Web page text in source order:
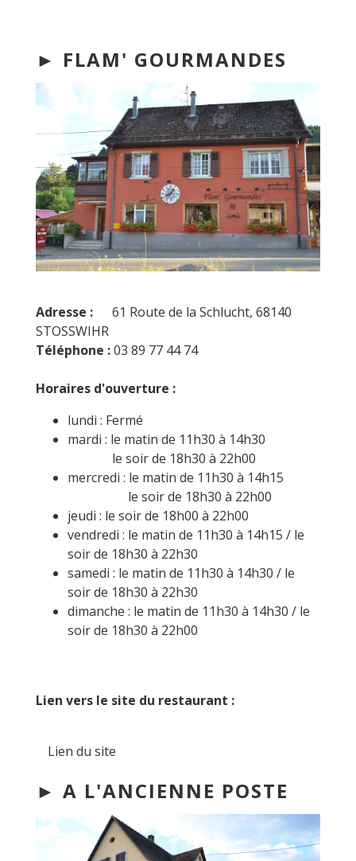
► FLAM' GOURMANDES
Adresse : 61 Route de la Schlucht, 68140
STOSSWIHR
Téléphone :03 89 77 44 74
Horaires d'ouverture :
lundi : Fermé
mardi : le matin de 11h30 à 14h30
le soir de 18h30 à 22h00
mercredi : le matin de 11h30 à 14h15
le soir de 18h30 à 22h00
jeudi : le soir de 18h00 à 22h00
vendredi : le matin de 11h30 à 14h15 / le
soir de 18h30 à 22h30
samedi : le matin de 11h30 à 14h30 / le
soir de 18h30 à 22h30
dimanche : le matin de 11h30 à 14h30 / le
soir de 18h30 à 22h00
Lien vers le site du restaurant :
Lien du site
► A L'ANCIENNE POSTE